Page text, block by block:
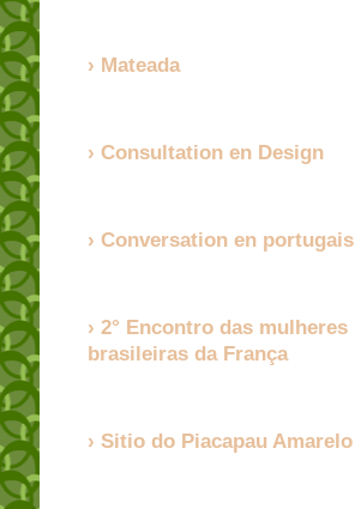
Mateada
Consultation en Design
Conversation en portugais
2° Encontro das mulheres
brasileiras da França
Sitio do Piacapau Amarelo